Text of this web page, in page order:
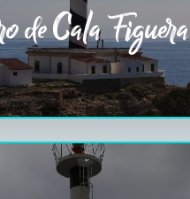
de Cala Figuera